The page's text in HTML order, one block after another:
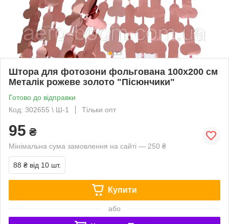
Штора для фотозони фольгована 100х200 см
Металік рожеве золото "Пісюнчики"
Готово до відправки
Код: 302655 \ Ш-1
Тільки опт
95 ₴
Мінімальна сума замовлення на сайті — 250 ₴
88 ₴ від 10 шт.
Купити
або